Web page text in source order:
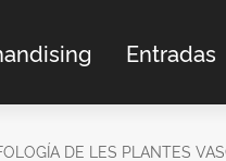
Entradas
DE LES PLANTES